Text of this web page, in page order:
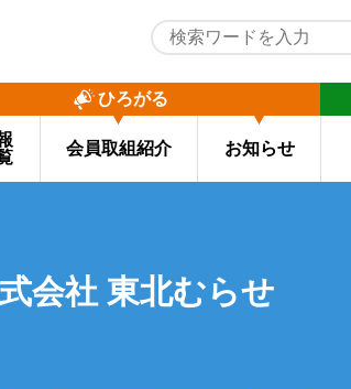
ひろがる
会員取組紹介 お知らせ
会社 東北むらせ